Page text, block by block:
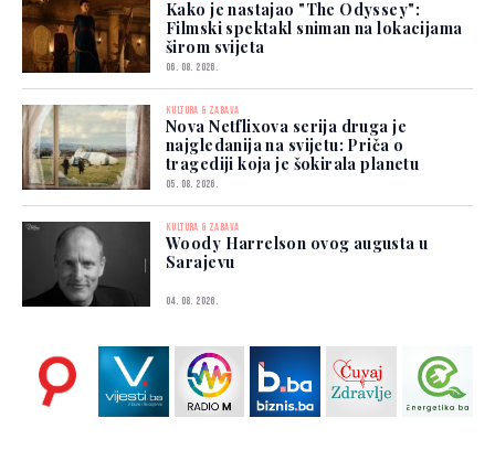
Kako je nastajao "The Odyssey":
Filmski spektakl sniman na lokacijama
širom svijeta
06. 08. 2026.
KULTURA & ZABAVA
Nova Netflixova serija druga je
najgledanija na svijetu: Priča o
tragediji koja je šokirala planetu
05. 08. 2026.
KULTURA & ZABAVA
Woody Harrelson ovog augusta u
Sarajevu
04. 08. 2026.